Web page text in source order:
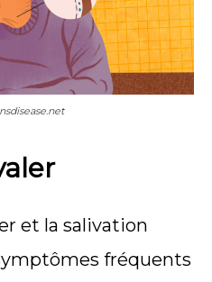
et la salivation
fréquents